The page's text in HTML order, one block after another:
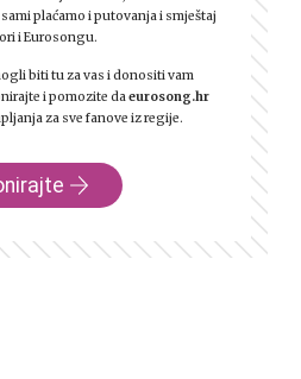
plaćamo i putovanja i smještaj
i Eurosongu.
biti tu za vas i donositi vam
i pomozite daeurosong.hr
za sve fanove iz regije.